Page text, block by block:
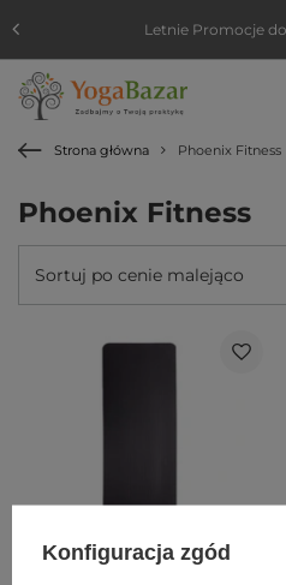
Strona główna Phoenix Fitness
Phoenix Fitness
Sortuj po cenie malejąco
OKAZJA
Letnie Promocje
Konfiguracja zgód